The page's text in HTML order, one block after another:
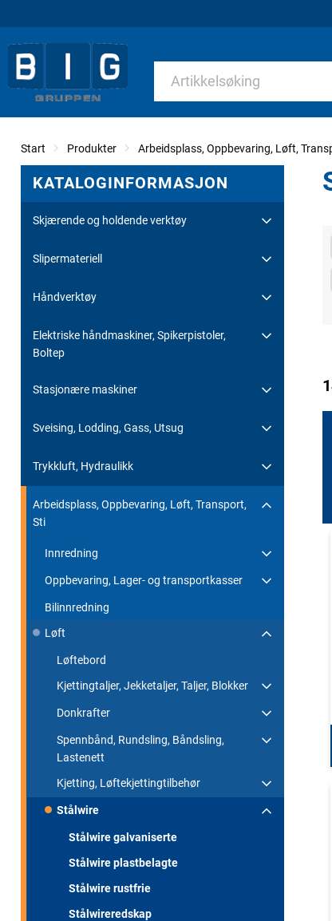
Start Produkter Arbeidsplass, Oppbevaring, Løft,
KATALOGINFORMASJON
Skjærende og holdende verktøy
Slipermateriell
Håndverktøy
Elektriske håndmaskiner, Spikerpistoler,
Boltep
Stasjonære maskiner
Sveising, Lodding, Gass, Utsug
Trykkluft, Hydraulikk
Arbeidsplass, Oppbevaring, Løft, Transport,
Sti
Innredning
Oppbevaring, Lager- og transportkasser
Bilinnredning
Løft
Løftebord
Kjettingtaljer, Jekketaljer, Taljer, Blokker
Donkrafter
Spennbånd, Rundsling, Båndsling,
Lastenett
Kjetting, Løftekjettingtilbehør
Stålwire
Stålwire galvaniserte
Stålwire plastbelagte
Stålwire rustfrie
Stålwireredskap